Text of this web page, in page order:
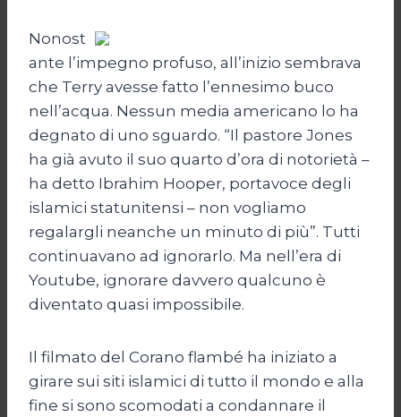
Nonost
ante l’impegno profuso, all’inizio sembrava
che Terry avesse fatto l’ennesimo buco
nell’acqua. Nessun media americano lo ha
degnato di uno sguardo. “Il pastore Jones
ha già avuto il suo quarto d’ora di notorietà –
ha detto Ibrahim Hooper, portavoce degli
islamici statunitensi – non vogliamo
regalargli neanche un minuto di più”. Tutti
continuavano ad ignorarlo. Ma nell’era di
Youtube, ignorare davvero qualcuno è
diventato quasi impossibile.
Il filmato del Corano flambé ha iniziato a
girare sui siti islamici di tutto il mondo e alla
fine si sono scomodati a condannare il